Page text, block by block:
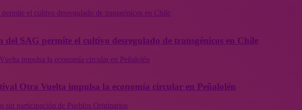
el cultivo desregulado de transgénicos en Chile
SAG permite el cultivo desregulado de transgénicos en Chile
impulsa la economía circular en Peñalolén
Otra Vuelta impulsa la economía circular en Peñalolén
sin participación de Pueblos Originarios